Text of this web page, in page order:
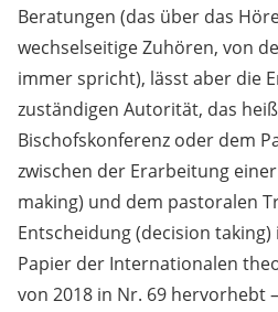
Beratungen (das über das
wechselseitige Zuhören, von
immer spricht), lässt aber die
zuständigen Autorität, das
Bischofskonferenz oder dem
zwischen der Erarbeitung
making) und dem pastoralen
Entscheidung (decision taking)
Papier der Internationalen
von 2018 in Nr. 69 hervorhebt